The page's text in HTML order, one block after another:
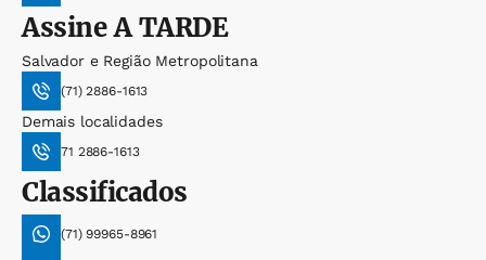
AssineA TARDE
Salvador e Região Metropolitana
(71) 2886-1613
Demais localidades
71 2886-1613
Classificados
(71) 99965-8961